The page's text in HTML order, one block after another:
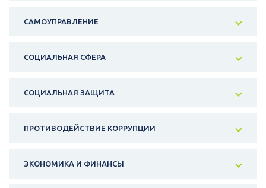
САМОУПРАВЛЕНИЕ
СОЦИАЛЬНАЯ СФЕРА
СОЦИАЛЬНАЯ ЗАЩИТА
ПРОТИВОДЕЙСТВИЕ КОРРУПЦИИ
ЭКОНОМИКА И ФИНАНСЫ